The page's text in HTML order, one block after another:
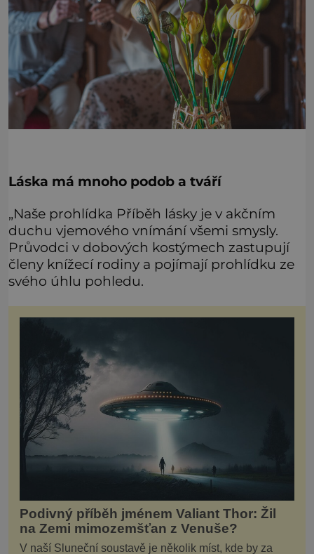
Láska má mnoho podob a tváří
„Naše prohlídka Příběh lásky je v akčním
duchu vjemového vnímání všemi smysly.
Průvodci v dobových kostýmech zastupují
členy knížecí rodiny a pojímají prohlídku ze
svého úhlu pohledu.
Podivný příběh jménem Valiant Thor: Žil
na Zemi mimozemšťan z Venuše?
V naší Sluneční soustavě je několik míst, kde by za